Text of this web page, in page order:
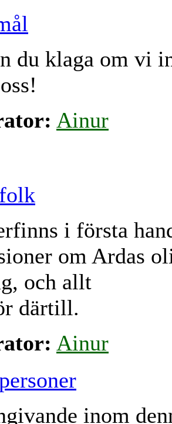
du klaga om vi
Ainur
i första
om Ardas
och allt
därtill.
Ainur
inom